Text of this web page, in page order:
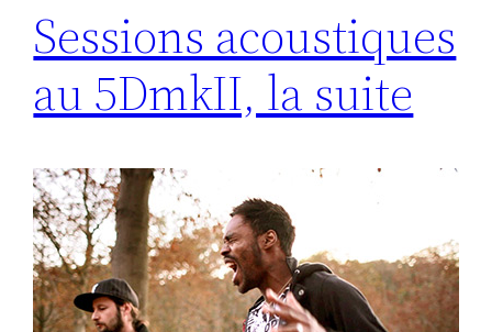
Sessions acoustiques
au 5DmkII, la suite